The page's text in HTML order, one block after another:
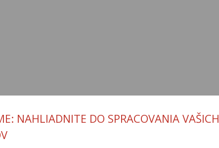
NAHLIADNITE DO SPRACOVANIA VAŠICH